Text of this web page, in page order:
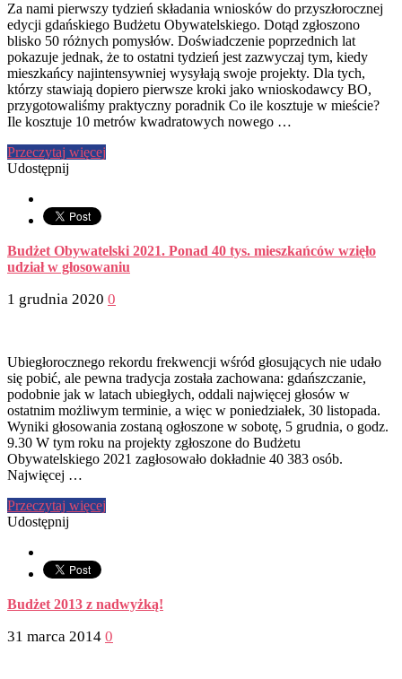
Za nami pierwszy tydzień składania wniosków do przyszłorocznej
edycji gdańskiego Budżetu Obywatelskiego. Dotąd zgłoszono
blisko 50 różnych pomysłów. Doświadczenie poprzednich lat
pokazuje jednak, że to ostatni tydzień jest zazwyczaj tym, kiedy
mieszkańcy najintensywniej wysyłają swoje projekty. Dla tych,
którzy stawiają dopiero pierwsze kroki jako wnioskodawcy BO,
przygotowaliśmy praktyczny poradnik Co ile kosztuje w mieście?
Ile kosztuje 10 metrów kwadratowych nowego …
Przeczytaj więcej
Udostępnij
Budżet Obywatelski 2021. Ponad 40 tys. mieszkańców wzięło
udział w głosowaniu
1 grudnia 2020 0
Ubiegłorocznego rekordu frekwencji wśród głosujących nie udało
się pobić, ale pewna tradycja została zachowana: gdańszczanie,
podobnie jak w latach ubiegłych, oddali najwięcej głosów w
ostatnim możliwym terminie, a więc w poniedziałek, 30 listopada.
Wyniki głosowania zostaną ogłoszone w sobotę, 5 grudnia, o godz.
9.30 W tym roku na projekty zgłoszone do Budżetu
Obywatelskiego 2021 zagłosowało dokładnie 40 383 osób.
Najwięcej …
Przeczytaj więcej
Udostępnij
Budżet 2013 z nadwyżką!
31 marca 2014 0